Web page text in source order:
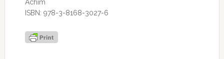
Achim
ISBN: 978-3-8168-3027-6